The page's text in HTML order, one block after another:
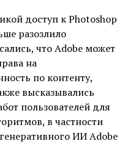
доступ к Photoshop
разозлило
что Adobe может
на
по контенту,
высказывались
пользователей для
в частности
ИИ Adobe